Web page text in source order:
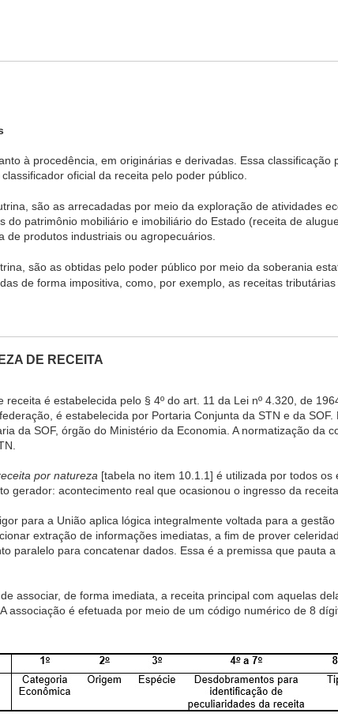
à procedência, em originárias e derivadas. Essa classificação
oficial da receita pelo poder público.
são as arrecadadas por meio da exploração de atividades
do patrimônio mobiliário e imobiliário do Estado (receita de
de produtos industriais ou agropecuários.
são as obtidas pelo poder público por meio da soberania
de forma impositiva, como, por exemplo, as receitas
DE RECEITA
é estabelecida pelo § 4º do art. 11 da Lei nº 4.320, de
é estabelecida por Portaria Conjunta da STN e da SOF.
da SOF, órgão do Ministério da Economia. A normatização da
por natureza [tabela no item 10.1.1] é utilizada por todos os
gerador: acontecimento real que ocasionou o ingresso da
para a União aplica lógica integralmente voltada para a
extração de informações imediatas, a fim de prover
paralelo para concatenar dados. Essa é a premissa que pauta
associar, de forma imediata, a receita principal com aquelas
. A associação é efetuada por meio de um código numérico de 8